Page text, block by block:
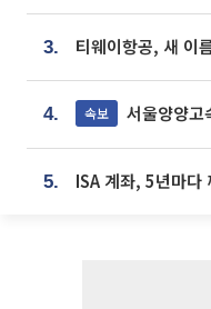
3.
4. 속보 서울양양고
5. ISA 계좌, 5년마다